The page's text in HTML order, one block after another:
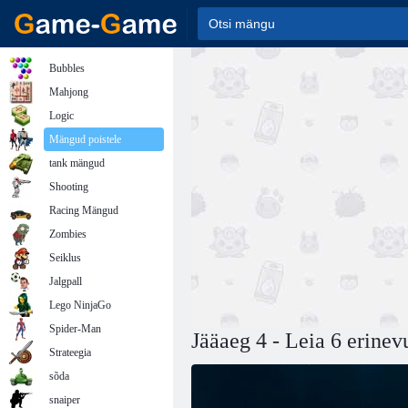
Jääaeg 4 - Leia 6
Bubbles
Mahjong
Logic
Mängud poistele
tank mängud
Shooting
Racing Mängud
Zombies
Seiklus
Jalgpall
Lego NinjaGo
Spider-Man
Strateegia
sõda
snaiper